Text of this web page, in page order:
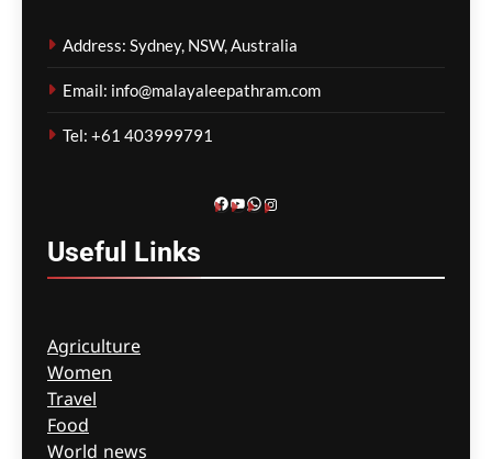
പ്രശ്നങ്ങൾ
മറച്ചുവെക്കപ്പെടുന്നുവെന്ന്
വിദഗ്ദ്ധർ
ഗീത ദാസ്‌
Address: Sydney, NSW, Australia
Email: info@malayaleepathram.com
Tel: +61 403999791
Facebook
YouTube
WhatsApp
Instagram
Useful Links
Agriculture
Women
Travel
Food
World news